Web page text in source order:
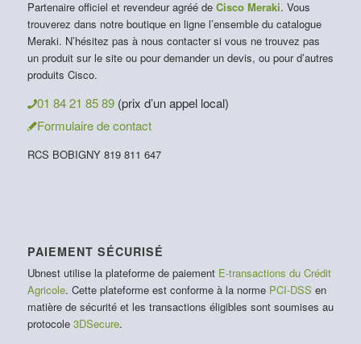
Partenaire officiel et revendeur agréé de Cisco Meraki. Vous
trouverez dans notre boutique en ligne l’ensemble du catalogue
Meraki. N’hésitez pas à nous contacter si vous ne trouvez pas
un produit sur le site ou pour demander un devis, ou pour d’autres
produits Cisco.
01 84 21 85 89 (prix d’un appel local)
Formulaire de contact
RCS BOBIGNY 819 811 647
PAIEMENT SÉCURISÉ
Ubnest utilise la plateforme de paiement E-transactions du Crédit
Agricole. Cette plateforme est conforme à la norme PCI-DSS en
matière de sécurité et les transactions éligibles sont soumises au
protocole 3DSecure.